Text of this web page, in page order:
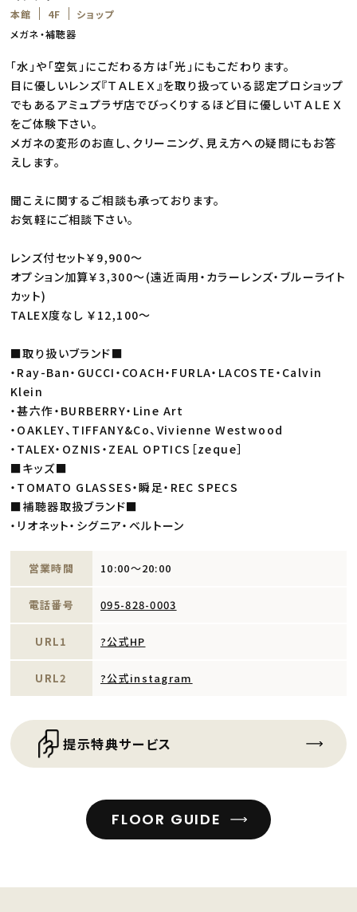
本館 4F
ショップ
メガネ・補聴器
「水」や「空気」にこだわる方は「光」にもこだわります。
目に優しいレンズ『ＴＡＬＥＸ』を取り扱っている認定プロショップ
でもあるアミュプラザ店でびっくりするほど目に優しいＴＡＬＥＸ
をご体験下さい。
メガネの変形のお直し、クリーニング、見え方への疑問にもお答
えします。
聞こえに関するご相談も承っております。
お気軽にご相談下さい。
レンズ付セット￥9,900～
オプション加算￥3,300～(遠近両用・カラーレンズ・ブルーライト
カット)
TALEX度なし ￥12,100～
■取り扱いブランド■
・Ray-Ban・GUCCI・COACH・FURLA・LACOSTE・Calvin
Klein
・甚六作・BURBERRY・Line Art
・OAKLEY、TIFFANY&Co、Vivienne Westwood
・TALEX・OZNIS・ZEAL OPTICS［zeque］
■キッズ■
・TOMATO GLASSES・瞬足・REC SPECS
■補聴器取扱ブランド■
・リオネット・シグニア・ベルトーン
営業時間 10:00～20:00
電話番号 095-828-0003
URL1 ?公式HP
URL2 ?公式instagram
提示特典サービス
FLOOR GUIDE